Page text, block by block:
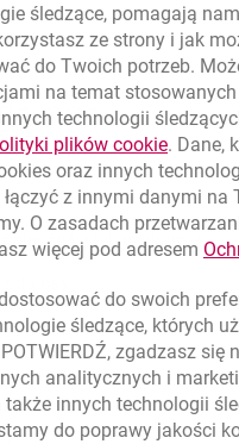
dolna
do nas
331
40 40
placówkę lub bankomat
otwiera się w nowej
przez internet
śledzące, pomagają
ze strony i jak
do Twoich potrzeb.
na temat
technologii
plików cookielink
. Dane,
oraz innych
z innymi danymi na
O zasadach
więcej pod adresem
do swoich
śledzące, których
zgadzasz się
analitycznych i
także innych technologii
do poprawy jakości